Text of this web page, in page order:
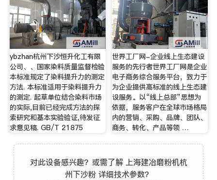
ybzhan杭州下沙恒升化工有限
公司、、国家染料质量监督检验
本标准规定了染料提升力的测定
方法. 本标准适用于染料提升力
的测定. 起草单位结合染料市场
的实际,目前已经完成方法的探
索研究和基本实验验证,待发征
求意见稿. GB/T 21875
世界工厂网-企业线上生态建设
服务的先行者世界工厂网是企业
电子商务综合服务平台，致力于
为企业提供高标准的线上生态建
设服务。以“线上总部”思想为
依据，服务客户在全球市场格局
内的营销、采购、品牌、团队、
商务、转化、产品等领 …
对此设备感兴趣？或需了解 上海建冶磨粉机杭
州下沙粉 详细技术参数？